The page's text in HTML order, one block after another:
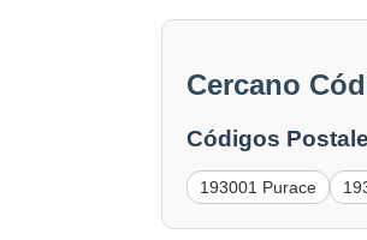
Cercano
Códigos
193001 Purace